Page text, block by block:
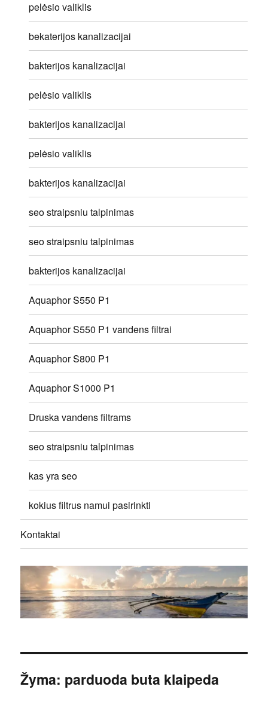
pelėsio valiklis
bekaterijos kanalizacijai
bakterijos kanalizacijai
pelėsio valiklis
bakterijos kanalizacijai
pelėsio valiklis
bakterijos kanalizacijai
seo straipsniu talpinimas
seo straipsniu talpinimas
bakterijos kanalizacijai
Aquaphor S550 P1
Aquaphor S550 P1 vandens filtrai
Aquaphor S800 P1
Aquaphor S1000 P1
Druska vandens filtrams
seo straipsniu talpinimas
kas yra seo
kokius filtrus namui pasirinkti
Kontaktai
Žyma: parduoda buta klaipeda